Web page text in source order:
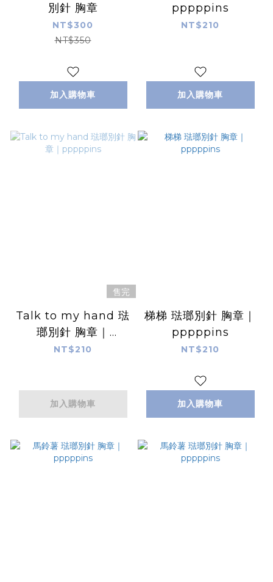
別針 胸章
NT$300
NT$350
加入購物車
pppppins
NT$210
加入購物車
售完
Talk to my hand 琺
瑯別針 胸章｜
pppppins
NT$210
加入購物車
梯梯 琺瑯別針 胸章｜
pppppins
NT$210
加入購物車